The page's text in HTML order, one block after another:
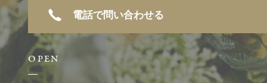
電話で問い合わせる
OPEN